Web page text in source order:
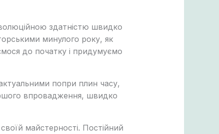
здатністю швидко
минулого року, як
до початку і придумуємо
попри плин часу,
впровадження, швидко
майстерності. Постійний